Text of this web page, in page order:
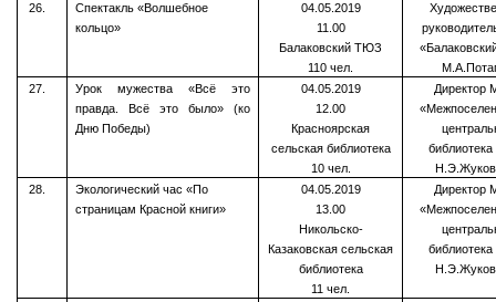
26.
Спектакль «Волшебное
кольцо»
04.05.2019
11.00
Балаковский ТЮЗ
110 чел.
27.
Урок мужества «Всё это
правда. Всё это было» (ко
Дню Победы)
04.05.2019
12.00
Красноярская
сельская библиотека
10 чел.
Директор
28.
Экологический час «По
страницам Красной книги»
04.05.2019
13.00
Никольско-
Казаковская сельская
библиотека
11 чел.
Директор